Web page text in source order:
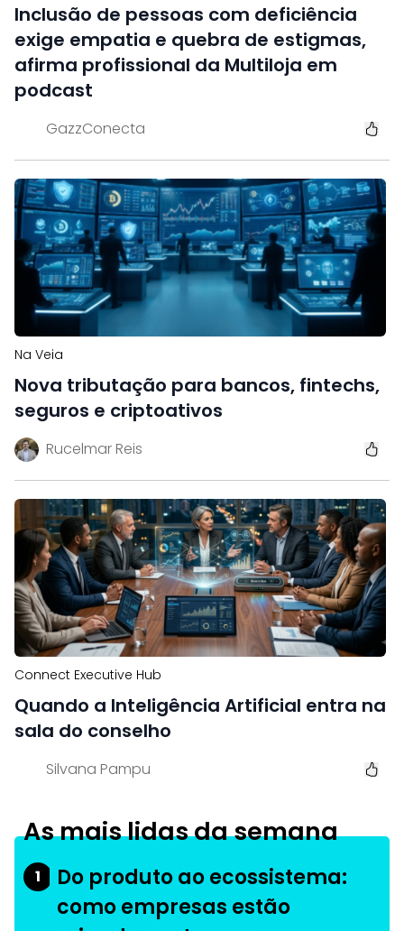
Inclusão de pessoas com deficiência
exige empatia e quebra de estigmas,
afirma profissional da Multiloja em
podcast
GazzConecta
Na Veia
Nova tributação para bancos, fintechs,
seguros e criptoativos
Rucelmar Reis
Connect Executive Hub
Quando a Inteligência Artificial entra na
sala do conselho
Silvana Pampu
As mais lidas da semana
1
Do produto ao ecossistema:
como empresas estão